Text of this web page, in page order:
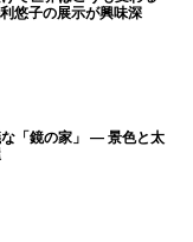
悠子の展示が興味深
「鏡の家」 ― 景色と太